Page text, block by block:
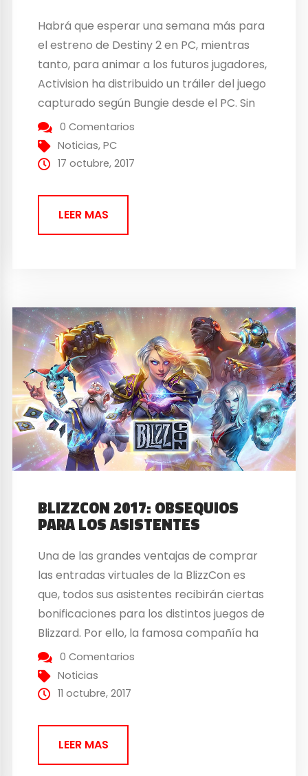
Habrá que esperar una semana más para
el estreno de Destiny 2 en PC, mientras
tanto, para animar a los futuros jugadores,
Activision ha distribuido un tráiler del juego
capturado según Bungie desde el PC. Sin
duda la gran novedad será que se podrá
ejecutar en 4K sin límite de frames por
segundo. Se busca...
0 Comentarios
Noticias,PC
17 octubre, 2017
LEER MAS
BLIZZCON 2017: OBSEQUIOS
PARA LOS ASISTENTES
Una de las grandes ventajas de comprar
las entradas virtuales de la BlizzCon es
que, todos sus asistentes recibirán ciertas
bonificaciones para los distintos juegos de
Blizzard. Por ello, la famosa compañía ha
desvelado la mayoría de ellas, y que,
además todos los asistentes al evento las
recibirán, tengan o no la entrada digital.
0 Comentarios
Noticias
11 octubre, 2017
LEER MAS